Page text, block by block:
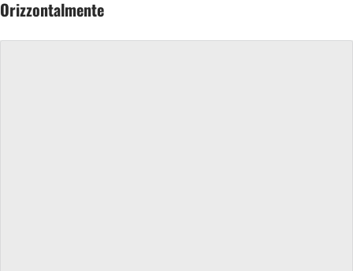
Orizzontalmente